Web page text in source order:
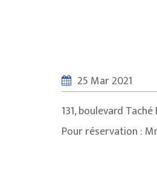
25 Mar 2021
131, boulevard
Pour réservation :